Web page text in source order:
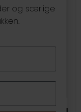
og særlige